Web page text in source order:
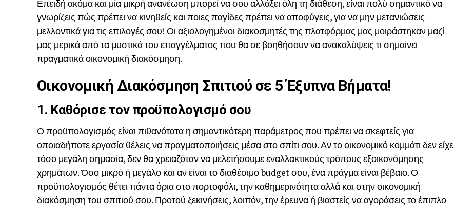
Επειδή ακόμα και μία μικρή ανανέωση μπορεί να σου αλλάξει όλη τη διάθεση, είναι πολύ σημαντικό να
γνωρίζεις πώς πρέπει να κινηθείς και ποιες παγίδες πρέπει να αποφύγεις, για να μην μετανιώσεις
μελλοντικά για τις επιλογές σου! Οι αξιολογημένοι διακοσμητές της πλατφόρμας μας μοιράστηκαν μαζί
μας μερικά από τα μυστικά του επαγγέλματος που θα σε βοηθήσουν να ανακαλύψεις τι σημαίνει
πραγματικά οικονομική διακόσμηση.
Οικονομική Διακόσμηση Σπιτιού σε 5 Έξυπνα Βήματα!
1. Καθόρισε τον προϋπολογισμό σου
Ο προϋπολογισμός είναι πιθανότατα η σημαντικότερη παράμετρος που πρέπει να σκεφτείς για
οποιαδήποτε εργασία θέλεις να πραγματοποιήσεις μέσα στο σπίτι σου. Αν το οικονομικό κομμάτι δεν είχε
τόσο μεγάλη σημασία, δεν θα χρειαζόταν να μελετήσουμε εναλλακτικούς τρόπους εξοικονόμησης
χρημάτων. Όσο μικρό ή μεγάλο και αν είναι το διαθέσιμο budget σου, ένα πράγμα είναι βέβαιο. Ο
προϋπολογισμός θέτει πάντα όρια στο πορτοφόλι, την καθημερινότητα αλλά και στην οικονομική
διακόσμηση του σπιτιού σου. Προτού ξεκινήσεις, λοιπόν, την έρευνα ή βιαστείς να αγοράσεις το έπιπλο